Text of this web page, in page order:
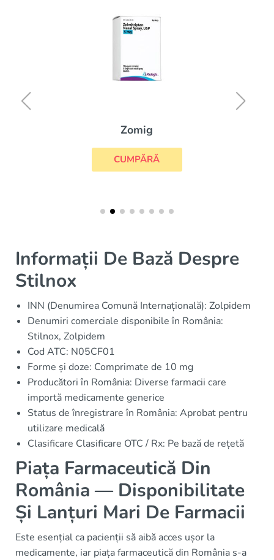
Zomig
CUMPĂRĂ
Informații De Bază Despre
Stilnox
INN (Denumirea Comună Internațională): Zolpidem
Denumiri comerciale disponibile în România:
Stilnox, Zolpidem
Cod ATC: N05CF01
Forme și doze: Comprimate de 10 mg
Producători în România: Diverse farmacii care
importă medicamente generice
Status de înregistrare în România: Aprobat pentru
utilizare medicală
Clasificare Clasificare OTC / Rx: Pe bază de rețetă
Piața Farmaceutică Din
România — Disponibilitate
Și Lanțuri Mari De Farmacii
Este esențial ca pacienții să aibă acces ușor la
medicamente, iar piața farmaceutică din România s-a